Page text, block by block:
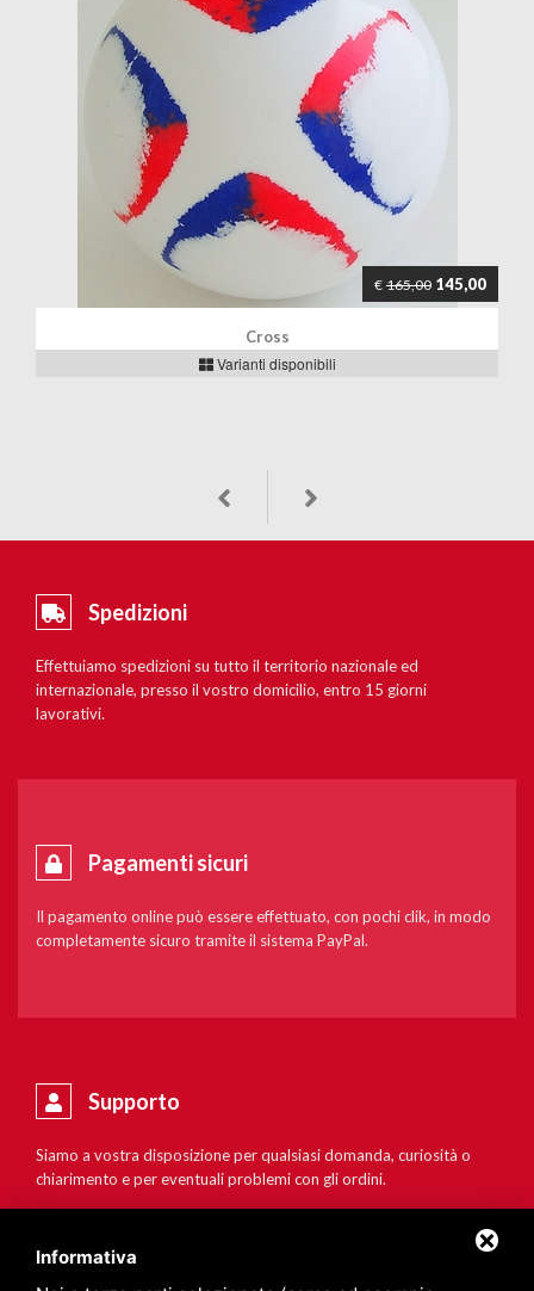
€ 165,00 145,00
Cross
Varianti disponibili
Spedizioni
Effettuiamo spedizioni su tutto il territorio nazionale ed
internazionale, presso il vostro domicilio, entro 15 giorni
lavorativi.
Pagamenti sicuri
Il pagamento online può essere effettuato, con pochi clik, in modo
completamente sicuro tramite il sistema PayPal.
Supporto
Siamo a vostra disposizione per qualsiasi domanda, curiosità o
chiarimento e per eventuali problemi con gli ordini.
Informativa